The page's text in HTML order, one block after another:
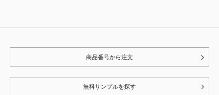
商品番号から注文
無料サンプルを探す